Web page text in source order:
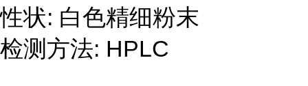
性状: 白色精细粉末
检测方法: HPLC